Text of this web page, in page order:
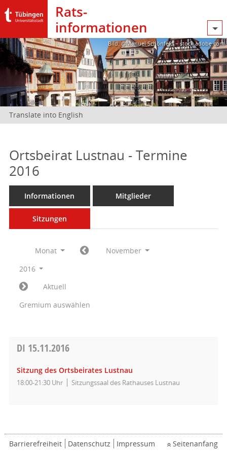
Rats­
informationen
Bild: @Manuel Schönfeld – stock.adobe.com
Translate into English
Ortsbeirat Lustnau - Termine
2016
Informationen Mitglieder
Sitzungen
Monat
November
2016
Aktuell
Gremium auswählen
DI 15.11.2016
Sitzung des Ortsbeirates Lustnau
18:00-21:30 Uhr Sitzungssaal des Rathauses Lustnau
Barrierefreiheit Datenschutz Impressum Seitenanfang